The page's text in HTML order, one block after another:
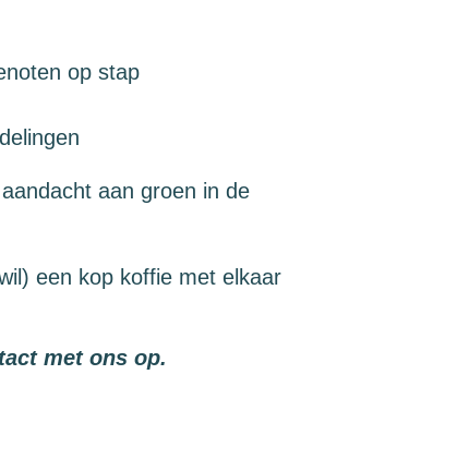
op stap
aan groen in de
een kop koffie met elkaar
met ons op.